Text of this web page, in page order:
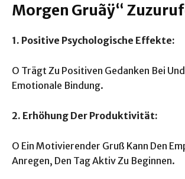
Morgen Gruãÿ“
1. Positive Psychologische Effekte:
O Trägt Zu Positiven Gedanken Bei
Emotionale Bindung.
2. Erhöhung Der Produktivität:
O Ein Motivierender Gruß Kann Den
Anregen, Den Tag Aktiv Zu Beginnen.